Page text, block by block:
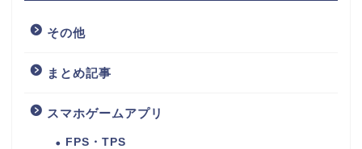
その他
まとめ記事
スマホゲームアプリ
FPS・TPS